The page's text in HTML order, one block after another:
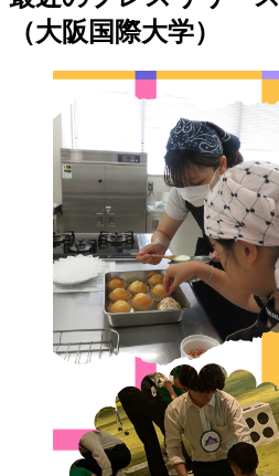
（大阪国際大学）